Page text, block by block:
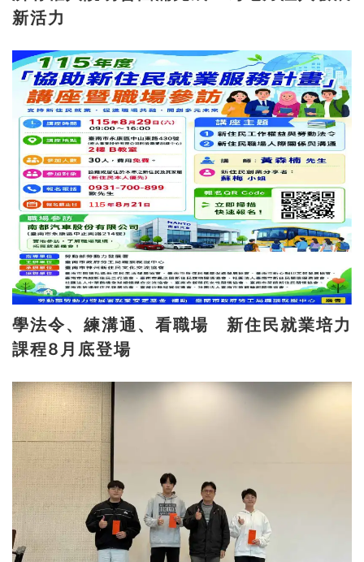
新活力
學法令、練溝通、看職場 新住民就業培力
課程8月底登場